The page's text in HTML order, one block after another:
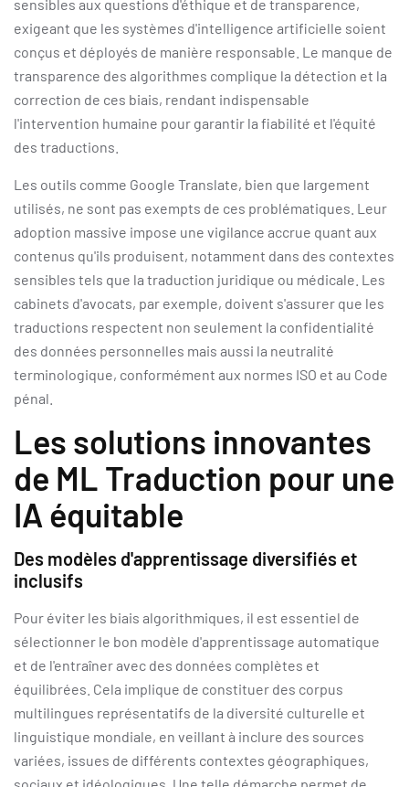
sensibles aux questions d'éthique et de transparence,
exigeant que les systèmes d'intelligence artificielle soient
conçus et déployés de manière responsable. Le manque de
transparence des algorithmes complique la détection et la
correction de ces biais, rendant indispensable
l'intervention humaine pour garantir la fiabilité et l'équité
des traductions.
Les outils comme Google Translate, bien que largement
utilisés, ne sont pas exempts de ces problématiques. Leur
adoption massive impose une vigilance accrue quant aux
contenus qu'ils produisent, notamment dans des contextes
sensibles tels que la traduction juridique ou médicale. Les
cabinets d'avocats, par exemple, doivent s'assurer que les
traductions respectent non seulement la confidentialité
des données personnelles mais aussi la neutralité
terminologique, conformément aux normes ISO et au Code
pénal.
Les solutions innovantes
de ML Traduction pour une
IA équitable
Des modèles d'apprentissage diversifiés et
inclusifs
Pour éviter les biais algorithmiques, il est essentiel de
sélectionner le bon modèle d'apprentissage automatique
et de l'entraîner avec des données complètes et
équilibrées. Cela implique de constituer des corpus
multilingues représentatifs de la diversité culturelle et
linguistique mondiale, en veillant à inclure des sources
variées, issues de différents contextes géographiques,